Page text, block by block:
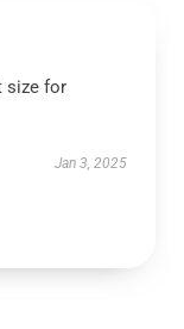
size for
Jan 3, 2025